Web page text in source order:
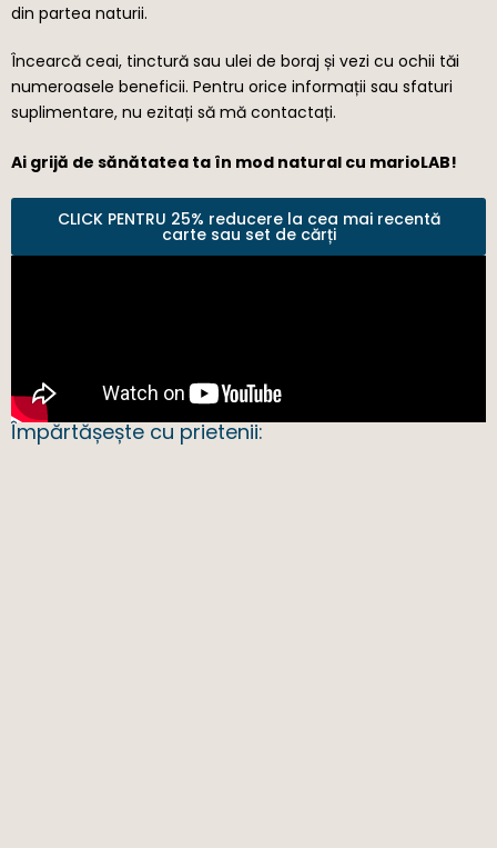
din partea naturii.
Încearcă ceai, tinctură sau ulei de boraj și vezi cu ochii tăi
numeroasele beneficii. Pentru orice informații sau sfaturi
suplimentare, nu ezitați să mă contactați.
Ai grijă de sănătatea ta în mod natural cu marioLAB!
CLICK PENTRU 25% reducere la cea mai recentă
carte sau set de cărți
Împărtășește cu prietenii: